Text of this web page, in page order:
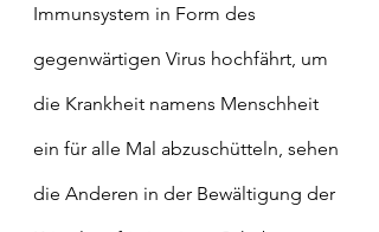
Immunsystem in Form des
gegenwärtigen Virus hochfährt, um
die Krankheit namens Menschheit
ein für alle Mal abzuschütteln, sehen
die Anderen in der Bewältigung der